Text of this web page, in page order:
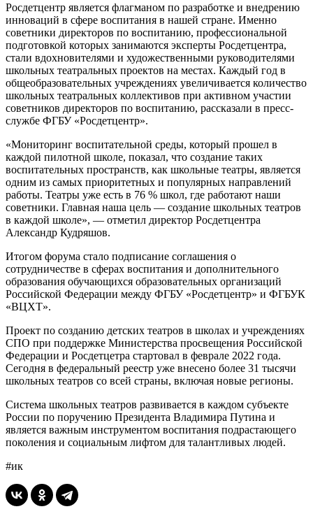
Росдетцентр является флагманом по разработке и внедрению
инноваций в сфере воспитания в нашей стране. Именно
советники директоров по воспитанию, профессиональной
подготовкой которых занимаются эксперты Росдетцентра,
стали вдохновителями и художественными руководителями
школьных театральных проектов на местах. Каждый год в
общеобразовательных учреждениях увеличивается количество
школьных театральных коллективов при активном участии
советников директоров по воспитанию, рассказали в пресс-
службе ФГБУ «Росдетцентр».
«Мониторинг воспитательной среды, который прошел в
каждой пилотной школе, показал, что создание таких
воспитательных пространств, как школьные театры, является
одним из самых приоритетных и популярных направлений
работы. Театры уже есть в 76 % школ, где работают наши
советники. Главная наша цель — создание школьных театров
в каждой школе», — отметил директор Росдетцентра
Александр Кудряшов.
Итогом форума стало подписание соглашения о
сотрудничестве в сферах воспитания и дополнительного
образования обучающихся образовательных организаций
Российской Федерации между ФГБУ «Росдетцентр» и ФГБУК
«ВЦХТ».
Проект по созданию детских театров в школах и учреждениях
СПО при поддержке Министерства просвещения Российской
Федерации и Росдетцетра стартовал в феврале 2022 года.
Сегодня в федеральный реестр уже внесено более 31 тысячи
школьных театров со всей страны, включая новые регионы.
Система школьных театров развивается в каждом субъекте
России по поручению Президента Владимира Путина и
является важным инструментом воспитания подрастающего
поколения и социальным лифтом для талантливых людей.
#ик